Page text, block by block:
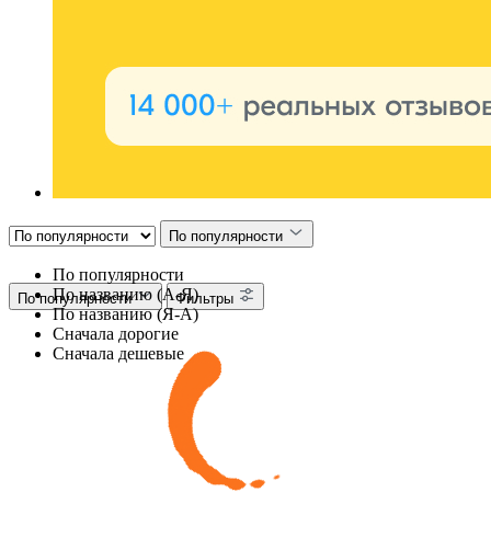
По популярности
По популярности
По названию (А-Я)
По названию (Я-А)
Сначала дорогие
Сначала дешевые
По популярности Фильтры